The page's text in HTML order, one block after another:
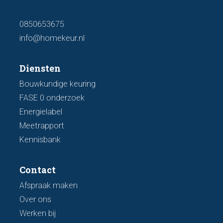
0850653675
info@homekeur.nl
Diensten
Bouwkundige keuring
FASE 0 onderzoek
Energielabel
Meetrapport
Kennisbank
Contact
Afspraak maken
Over ons
Werken bij